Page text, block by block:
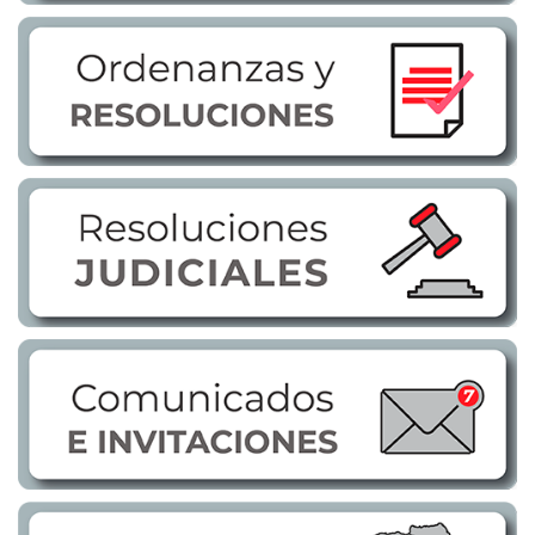
Transparencia
LOTAIP
GAD Macará
2025
2020
2021
2016
2015
2014